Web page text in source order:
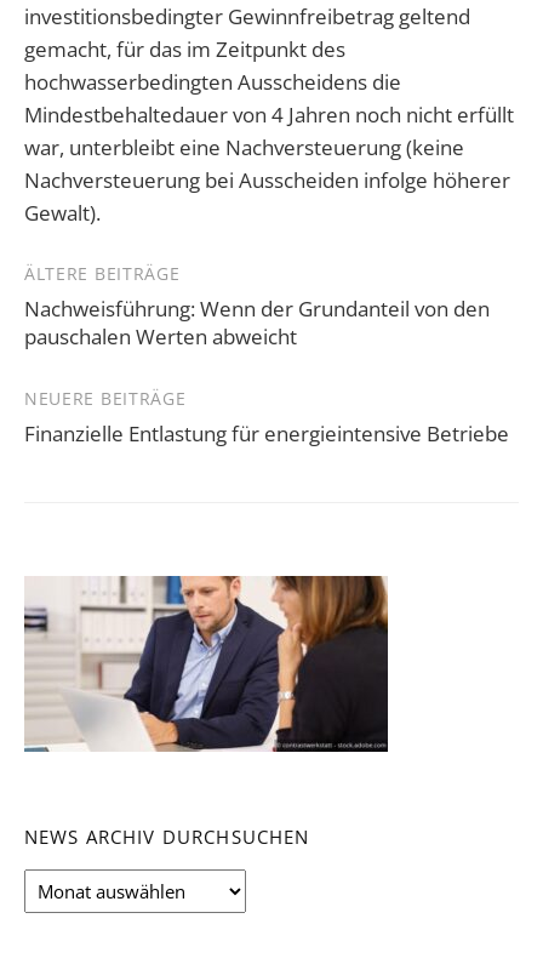
investitionsbedingter Gewinnfreibetrag geltend
gemacht, für das im Zeitpunkt des
hochwasserbedingten Ausscheidens die
Mindestbehaltedauer von 4 Jahren noch nicht erfüllt
war, unterbleibt eine Nachversteuerung (keine
Nachversteuerung bei Ausscheiden infolge höherer
Gewalt).
Beitragsnavigation
ÄLTERE BEITRÄGE
Nachweisführung: Wenn der Grundanteil von den
pauschalen Werten abweicht
NEUERE BEITRÄGE
Finanzielle Entlastung für energieintensive Betriebe
NEWS ARCHIV DURCHSUCHEN
News
Archiv